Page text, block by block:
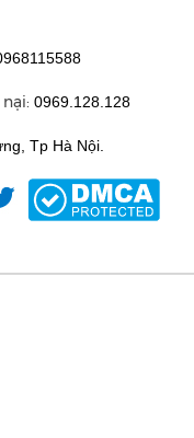
nại:
Tp Hà Nội.